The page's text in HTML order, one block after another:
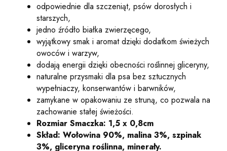
odpowiednie dla szczeniąt, psów dorosłych i
starszych,
jedno źródło białka zwierzęcego,
wyjątkowy smak i aromat dzięki dodatkom świeżych
owoców i warzyw,
dodają energii dzięki obecności roślinnej gliceryny,
naturalne przysmaki dla psa bez sztucznych
wypełniaczy, konserwantów i barwników,
zamykane w opakowaniu ze struną, co pozwala na
zachowanie stałej świeżości.
Rozmiar Smaczka: 1,5 x 0,8cm
Skład: Wołowina 90%, malina 3%, szpinak
3%, gliceryna roślinna, minerały.